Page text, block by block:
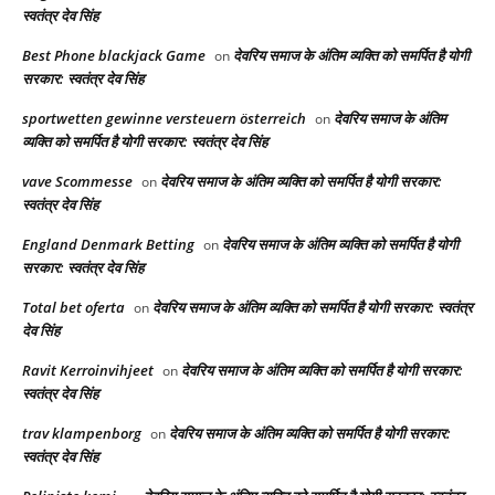
स्वतंत्र देव सिंह
Best Phone blackjack Game on देवरिय समाज के अंतिम व्यक्ति को समर्पित है योगी
सरकार: स्वतंत्र देव सिंह
sportwetten gewinne versteuern österreich on देवरिय समाज के अंतिम
व्यक्ति को समर्पित है योगी सरकार: स्वतंत्र देव सिंह
vave Scommesse on देवरिय समाज के अंतिम व्यक्ति को समर्पित है योगी सरकार:
स्वतंत्र देव सिंह
England Denmark Betting on देवरिय समाज के अंतिम व्यक्ति को समर्पित है योगी
सरकार: स्वतंत्र देव सिंह
Total bet oferta on देवरिय समाज के अंतिम व्यक्ति को समर्पित है योगी सरकार: स्वतंत्र
देव सिंह
Ravit Kerroinvihjeet on देवरिय समाज के अंतिम व्यक्ति को समर्पित है योगी सरकार:
स्वतंत्र देव सिंह
trav klampenborg on देवरिय समाज के अंतिम व्यक्ति को समर्पित है योगी सरकार:
स्वतंत्र देव सिंह